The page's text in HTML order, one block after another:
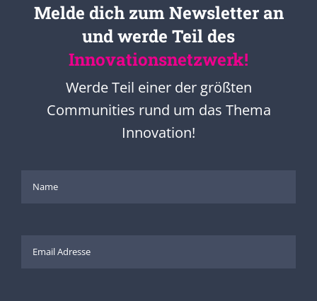
Melde dich zum Newsletter an
und werde Teil des
Innovationsnetzwerk!
Werde Teil einer der größten
Communities rund um das Thema
Innovation!